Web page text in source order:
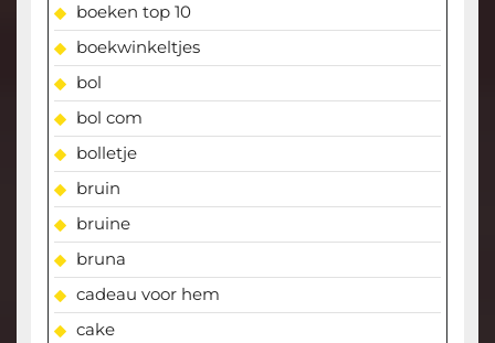
boeken top 10
boekwinkeltjes
bol
bol com
bolletje
bruin
bruine
bruna
cadeau voor hem
cake